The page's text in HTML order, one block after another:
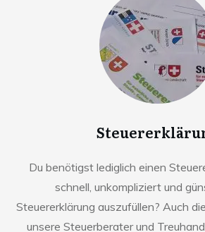
Du benötigst lediglich einen
schnell, unkompliziert und
Steuererklärung auszufüllen? Auch
unsere Steuerberater und